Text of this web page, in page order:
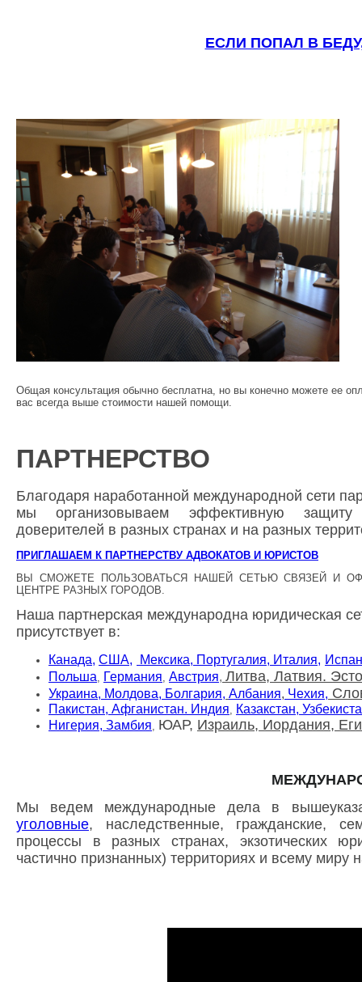
ЕСЛИ ПОПАЛ В
Общая консультация обычно бесплатна, но вы конечно можете ее
вас всегда выше стоимости нашей помощи.
ПАРТНЕРСТВО
Благодаря наработанной международной сети
мы организовываем эффективную
доверителей в разных странах и на разных
ПРИГЛАШАЕМ К ПАРТНЕРСТВУ АДВОКАТОВ И ЮРИСТОВ
ВЫ СМОЖЕТЕ ПОЛЬЗОВАТЬСЯ НАШЕЙ СЕТЬЮ СВЯЗЕЙ И
ЦЕНТРЕ РАЗНЫХ ГОРОДОВ.
Наша партнерская международна юридическая
присутствует в:
Канада, США, Мексика, Португалия, Италия,
Польша
Германия Австрия, Литва, Латвия.
Украина, Молдова, Болгария, Албания, Чехия,
Пакистан, Афганистан. Индия
Казакстан,
Нигерия, Замбия ЮАР, Израиль, Иордания,
Мы ведем международные дела в
уголовные, наследственные, гражданские,
процессы в разных странах, экзотических
частично признанных) территориях и всему